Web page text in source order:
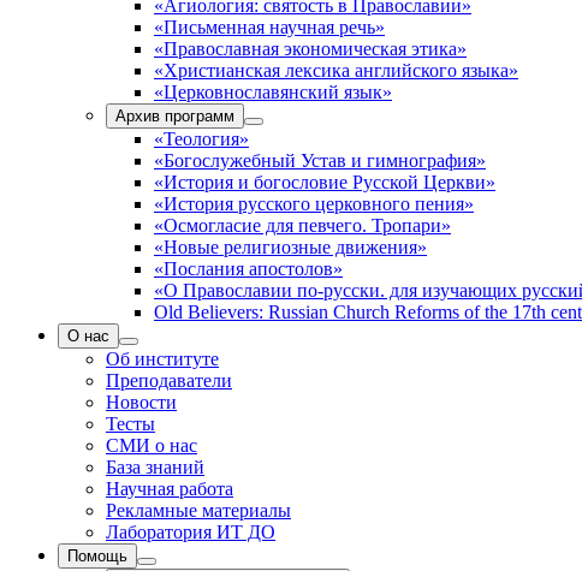
«Агиология: святость в Православии»
«Письменная научная речь»
«Православная экономическая этика»
«Христианская лексика английского языка»
«Церковнославянский язык»
Архив программ
«Теология»
«Богослужебный Устав и гимнография»
«История и богословие Русской Церкви»
«История русского церковного пения»
«Осмогласие для певчего. Тропари»
«Новые религиозные движения»
«Послания апостолов»
«О Православии по-русски. для изучающих
Old Believers: Russian Church Reforms of the 17th
О нас
Об институте
Преподаватели
Новости
Тесты
СМИ о нас
База знаний
Научная работа
Рекламные материалы
Лаборатория ИТ ДО
Помощь